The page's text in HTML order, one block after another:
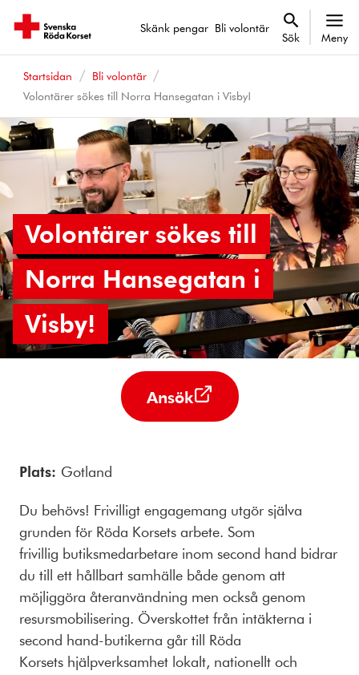
Skänk pengar Bli volontär
Sök Meny
Startsidan
Bli volontär
Volontärer sökes till Norra Hansegatan i Visby!
Volontärer sökes till
Norra Hansegatan i
Visby!
Ansök
Plats: Gotland
Du behövs! Frivilligt engagemang utgör själva
grunden för Röda Korsets arbete. Som
frivillig butiksmedarbetare inom second hand bidrar
du till ett hållbart samhälle både genom att
möjliggöra återanvändning men också genom
resursmobilisering. Överskottet från intäkterna i
second hand-butikerna går till Röda
Korsets hjälpverksamhet lokalt, nationellt och